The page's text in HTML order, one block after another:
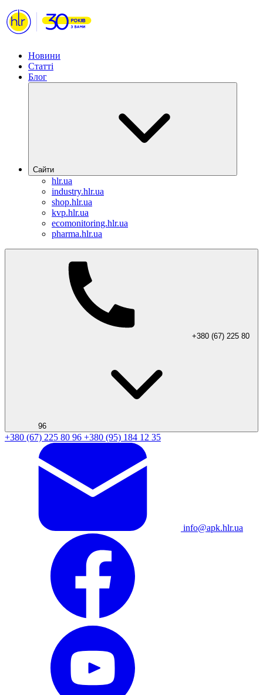
Новини
Статті
Блог
Сайти
hlr.ua
industry.hlr.ua
shop.hlr.ua
kvp.hlr.ua
ecomonitoring.hlr.ua
pharma.hlr.ua
+380 (67) 225 80
96
+380 (67) 225 80 96 +380 (95) 184 12 35
info@apk.hlr.ua